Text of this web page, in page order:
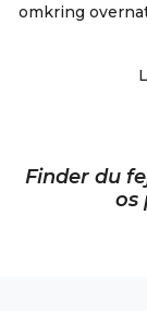
omkring
Finder du
os